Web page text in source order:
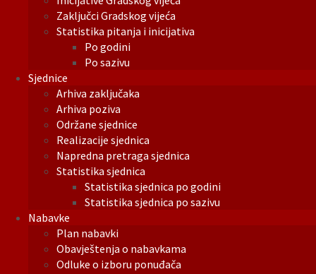
Zaključci Gradskog vijeća
Statistika pitanja i inicijativa
Po godini
Po sazivu
Sjednice
Arhiva zaključaka
Arhiva poziva
Održane sjednice
Realizacije sjednica
Napredna pretraga sjednica
Statistika sjednica
Statistika sjednica po godini
Statistika sjednica po sazivu
Nabavke
Plan nabavki
Obavještenja o nabavkama
Odluke o izboru ponuđača